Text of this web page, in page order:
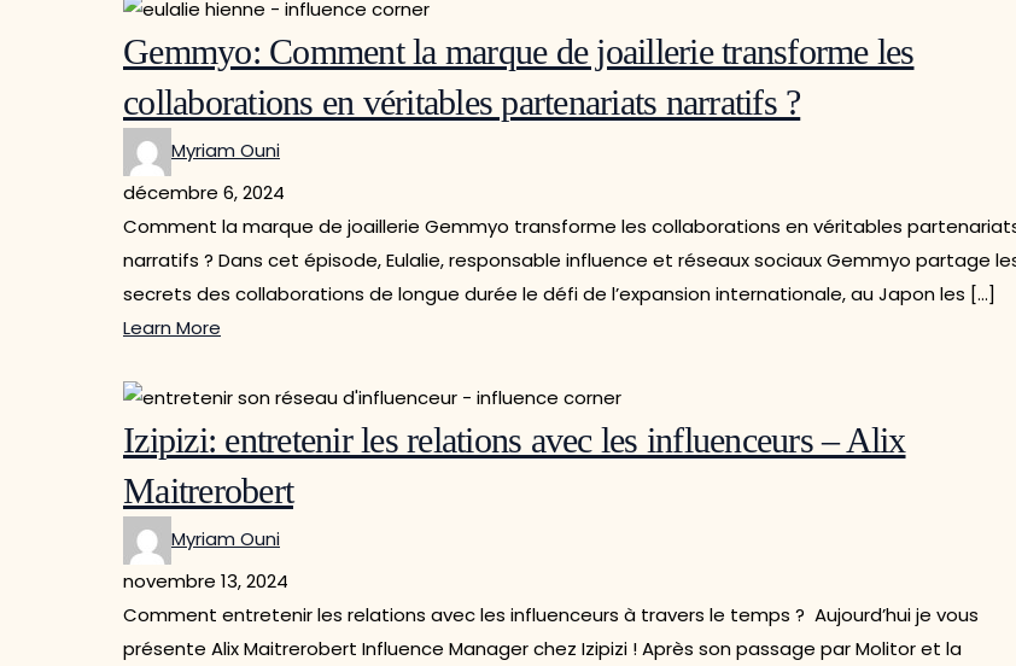
Gemmyo: Comment la marque de joaillerie transforme les
collaborations en véritables partenariats narratifs ?
Myriam Ouni
décembre 6, 2024
Comment la marque de joaillerie Gemmyo transforme les collaborations en véritables
narratifs ? Dans cet épisode, Eulalie, responsable influence et réseaux sociaux Gemmyo partage
secrets des collaborations de longue durée le défi de l’expansion internationale, au Japon les […]
Learn More
Izipizi: entretenir les relations avec les influenceurs – Alix
Maitrerobert
Myriam Ouni
novembre 13, 2024
Comment entretenir les relations avec les influenceurs à travers le temps ? Aujourd’hui je vous
présente Alix Maitrerobert Influence Manager chez Izipizi ! Après son passage par Molitor et la